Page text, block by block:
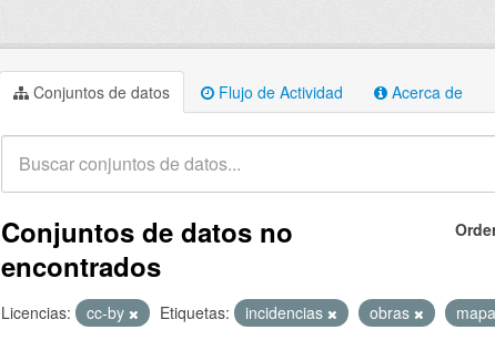
Conjuntos de datos Flujo de Actividad Acerca de
Conjuntos de datos no
encontrados
Licencias: cc-by Etiquetas: incidencias obras